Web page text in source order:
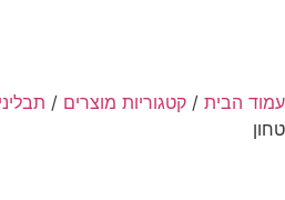
הבית/קטגוריות מוצרים/